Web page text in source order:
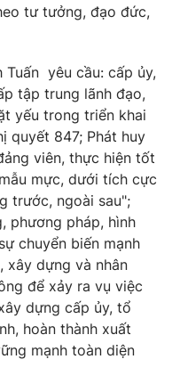
video
thao
sản
lòng Việt
mình bằng AI
tư tưởng, đạo đức,
Tuấn yêu cầu: cấp ủy,
tập trung lãnh đạo,
yếu trong triển khai
quyết 847; Phát huy
viên, thực hiện tốt
mực, dưới tích cực
trước, ngoài sau";
phương pháp, hình
chuyển biến mạnh
xây dựng và nhân
để xảy ra vụ việc
dựng cấp ủy, tổ
hoàn thành xuất
mạnh toàn diện